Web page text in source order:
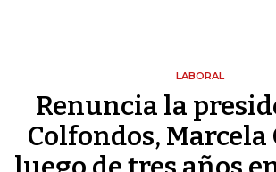
LABORAL
Renuncia la
Colfondos, Marcela